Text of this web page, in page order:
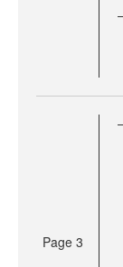
Page 3